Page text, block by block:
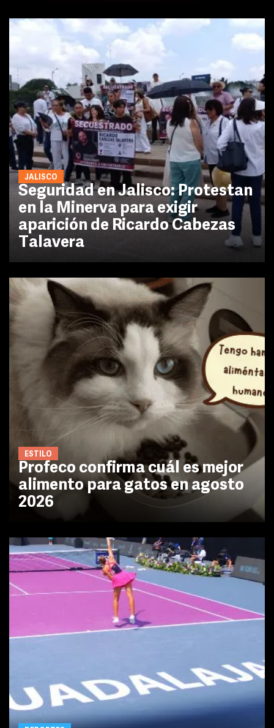
JALISCO
Seguridad en Jalisco: Protestan
en la Minerva para exigir
aparición de Ricardo Cabezas
Talavera
ESTILO
Profeco confirma cuál es mejor
alimento para gatos en agosto
2026